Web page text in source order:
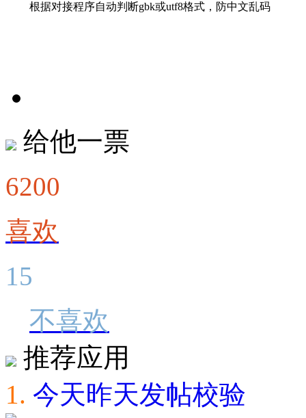
根据对接程序自动判断gbk或utf8格式，防中文乱码
给他一票
6200
喜欢
15
不喜欢
推荐应用
1. 今天昨天发帖校验